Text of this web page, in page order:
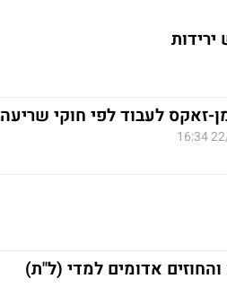
זאקס לעבוד לפי חוקי שריעה
22/
אדומים למדי (ל"ת)